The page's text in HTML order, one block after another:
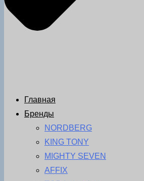
Главная
Бренды
NORDBERG
KING TONY
MIGHTY SEVEN
AFFIX